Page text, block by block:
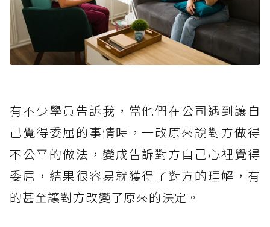
有不少學員告訴我，當他們在公司遇到讓自
己覺得委屈的事情時，一改原來說對方做得
不公平的做法，變成告訴對方自己心裡覺得
委屈，結果很容易就獲得了對方的理解，有
的甚至讓對方改變了原來的決定。